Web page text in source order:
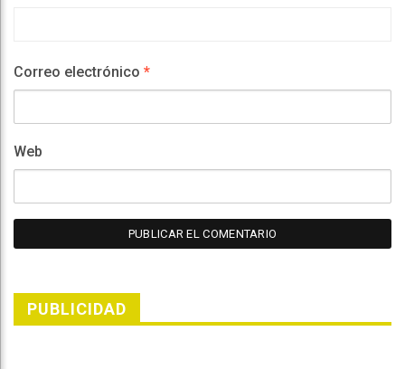
Correo electrónico *
Web
PUBLICIDAD